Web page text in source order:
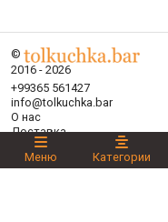
©
2016 - 2026
+99365 561427
info@tolkuchka.bar
О нас
Доставка
Статьи
Бренды
Меню Категории